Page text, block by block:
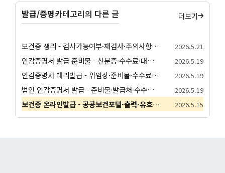
발급/증명카테고리의 다른 글 더보기
보건증 생리 - 검사가능여부·재검사·주의사항 안내 2026.5.21
인감증명서 발급 준비물 - 신분증·수수료·대리발급 안내 2026.5.19
인감증명서 대리발급 - 위임장·준비물·수수료 안내 2026.5.19
법인 인감증명서 발급 - 준비물·발급처·수수료 안내 2026.5.19
보건증 온라인발급 - 공공보건포털·출력·유효기간 안내 2026.5.15